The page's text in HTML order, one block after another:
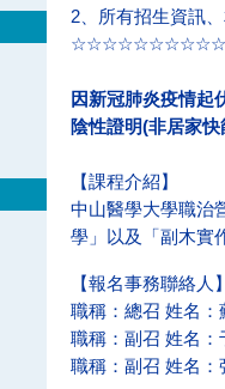
2、所有招生資訊
因新冠肺炎疫情起
陰性證明(非居家
【課程介紹】
中山醫學大學職治
學」以及「副木實
【報名事務聯絡人】
職稱：總召 姓名：
職稱：副召 姓名：
職稱：副召 姓名：